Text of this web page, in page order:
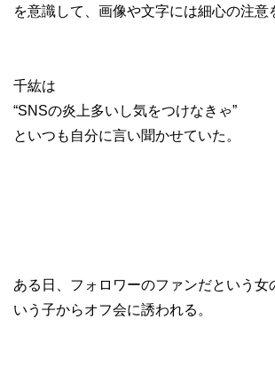
を意識して、画像や文字には細心の注意
千紘は
“SNSの炎上多いし気をつけなきゃ”
といつも自分に言い聞かせていた。
ある日、フォロワーのファンだという女
いう子からオフ会に誘われる。